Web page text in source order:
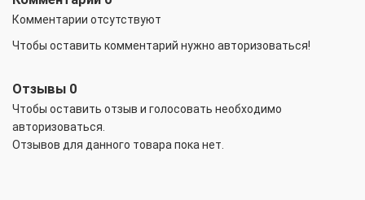
Комментарии отсутствуют
Чтобы оставить комментарий нужно авторизоваться!
Отзывы 0
Чтобы оcтавить отзыв и голосовать необходимо
авторизоваться.
Отзывов для данного товара пока нет.